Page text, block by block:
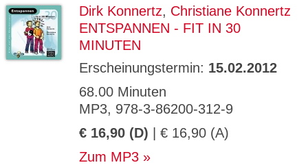
Dirk Konnertz, Christiane Konnertz
ENTSPANNEN - FIT IN 30
MINUTEN
Erscheinungstermin: 15.02.2012
68.00 Minuten
MP3, 978-3-86200-312-9
€ 16,90 (D) | € 16,90 (A)
Zum MP3